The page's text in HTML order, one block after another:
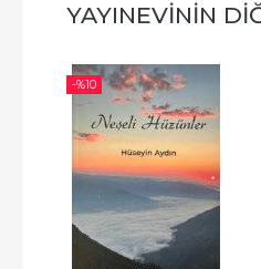
YAYINEVININ
-%10